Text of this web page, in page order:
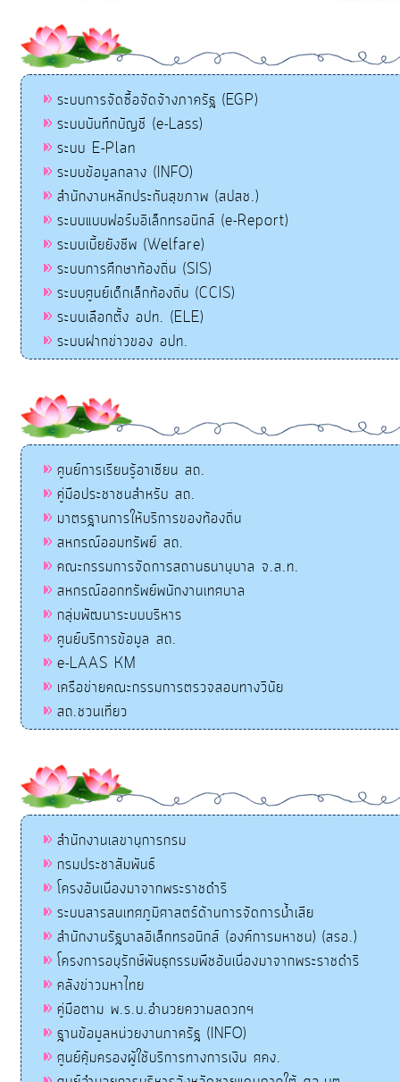
ระบบการจัดซื้อจัดจ้างภาครัฐ (EGP)
ระบบบันทึกบัญชี (e-Lass)
ระบบ E-Plan
ระบบข้อมูลกลาง (INFO)
สำนักงานหลักประกันสุขภาพ (สปสช.)
ระบบแบบฟอร์มอิเล็กทรอนิกส์ (e-Report)
ระบบเบี้ยยังชีพ (Welfare)
ระบบการศึกษาท้องถิ่น (SIS)
ระบบศูนย์เด็กเล็กท้องถิ่น (CCIS)
ระบบเลือกตั้ง อปท. (ELE)
ระบบฝากข่าวของ อปท.
ศูนย์การเรียนรู้อาเซียน สถ.
คู่มือประชาชนสำหรับ สถ.
มาตรฐานการให้บริการของท้องถิ่น
สหกรณ์ออมทรัพย์ สถ.
คณะกรรมการจัดการสถานธนานุบาล จ.ส.ท.
สหกรณ์ออกทรัพย์พนักงานเทศบาล
กลุ่มพัฒนาระบบบริหาร
ศูนย์บริการข้อมูล สถ.
e-LAAS KM
เครือข่ายคณะกรรมการตรวจสอบทางวินัย
สถ.ชวนเที่ยว
สำนักงานเลขานุการกรม
กรมประชาสัมพันธ์
โครงอันเนื่องมาจากพระราชดำริ
ระบบสารสนเทศภูมิศาสตร์ด้านการจัดการน้ำเสีย
สำนักงานรัฐบาลอิเล็กทรอนิกส์ (องค์การมหาชน) (สรอ.)
โครงการอนุรักษ์พันธุกรรมพืชอันเนื่องมาจากพระราชดำริ
คลังข่าวมหาไทย
คู่มือตาม พ.ร.บ.อำนวยความสดวกฯ
ฐานข้อมูลหน่วยงานภาครัฐ (INFO)
ศูนย์คุ้มครองผู้ใช้บริการทางการเงิน ศคง.